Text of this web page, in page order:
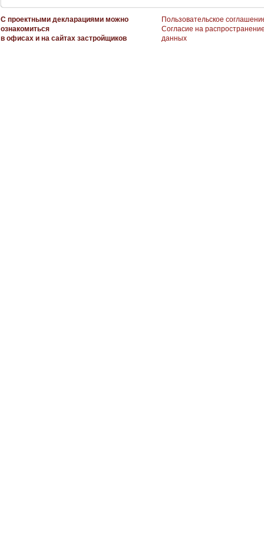
С проектными декларациями можно
ознакомиться
в офисах и на сайтах застройщиков
Пользовательское
Согласие на
данных